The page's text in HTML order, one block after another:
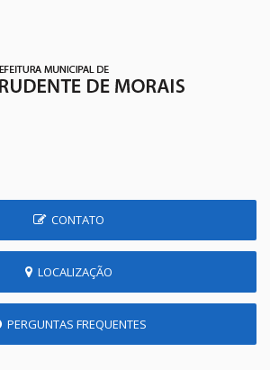
CONTATO
LOCALIZAÇÃO
PERGUNTAS FREQUENTES